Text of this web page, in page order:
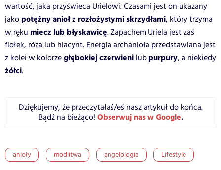
wartość, jaka przyświeca Urielowi. Czasami jest on ukazany
jako potężny anioł z rozłożystymi skrzydłami, który trzyma
w ręku miecz lub błyskawicę. Zapachem Uriela jest zaś
fiołek, róża lub hiacynt. Energia archanioła przedstawiana jest
z kolei w kolorzegłębokiej czerwieni lub purpury, a niekiedy
żółci.
Dziękujemy, że przeczytałaś/eś nasz artykuł do końca.
Bądź na bieżąco! Obserwuj nas w Google.
anioły modlitwa angelologia Lifestyle